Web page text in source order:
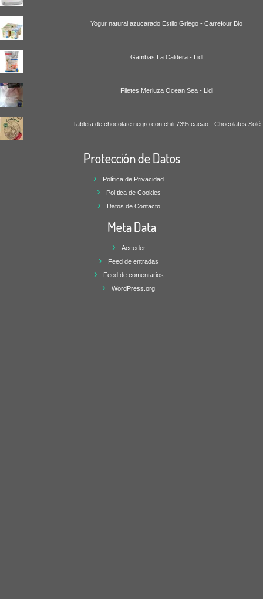
Yogur natural azucarado Estilo Griego - Carrefour Bio
Gambas La Caldera - Lidl
Filetes Merluza Ocean Sea - Lidl
Tableta de chocolate negro con chili 73% cacao - Chocolates Solé
Protección de Datos
Política de Privacidad
Política de Cookies
Datos de Contacto
Meta Data
Acceder
Feed de entradas
Feed de comentarios
WordPress.org